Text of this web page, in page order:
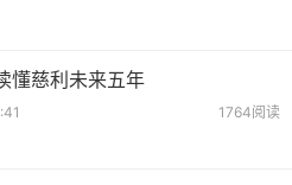
懂慈利未来五年
1764阅读